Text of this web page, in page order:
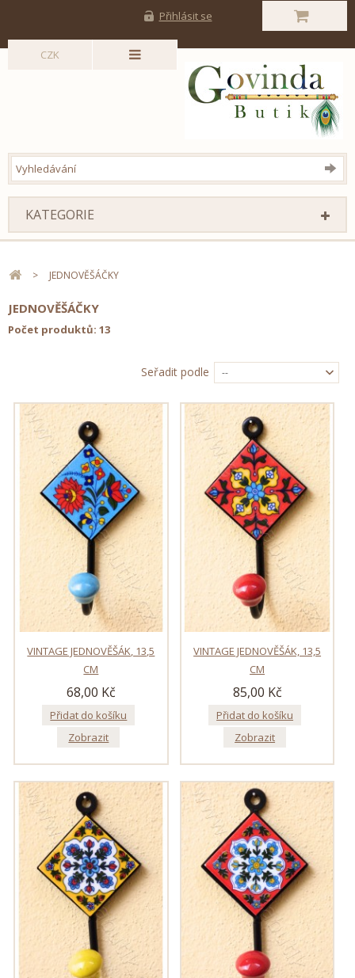
Přihlásit se
CZK
KATEGORIE
> JEDNOVĚŠÁČKY
JEDNOVĚŠÁČKY
Počet produktů: 13
Seřadit podle --
VINTAGE JEDNOVĚŠÁK, 13,5
CM
68,00 Kč
Přidat do košíku
Zobrazit
VINTAGE JEDNOVĚŠÁK, 13,5
CM
85,00 Kč
Přidat do košíku
Zobrazit